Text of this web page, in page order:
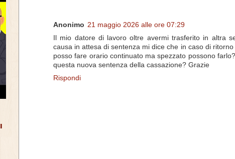
Anonimo 21 maggio 2026 alle ore 07:29
Il mio datore di lavoro oltre avermi trasferito in altra
causa in attesa di sentenza mi dice che in caso di
posso fare orario continuato ma spezzato possono
questa nuova sentenza della cassazione? Grazie
Rispondi